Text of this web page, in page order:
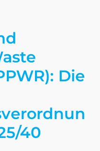
Die
40